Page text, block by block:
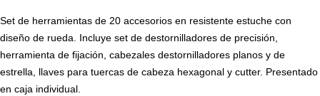
Set de herramientas de 20 accesorios en resistente estuche con
diseño de rueda. Incluye set de destornilladores de precisión,
herramienta de fijación, cabezales destornilladores planos y de
estrella, llaves para tuercas de cabeza hexagonal y cutter. Presentado
en caja individual.